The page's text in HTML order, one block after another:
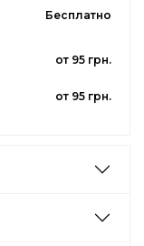
Бесплатно
от 95 грн.
от 95 грн.